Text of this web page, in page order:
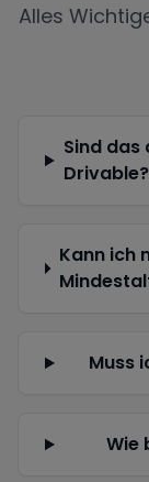
Alles
Sind das
Drivable?
Kann ich
Muss
Wie